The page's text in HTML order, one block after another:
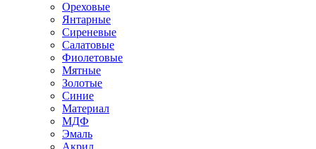
Ореховые
Янтарные
Сиреневые
Салатовые
Фиолетовые
Мятные
Золотые
Синие
Материал
МДФ
Эмаль
Акрил